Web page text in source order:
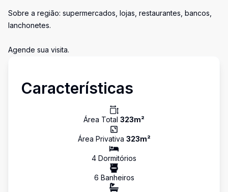
Sobre a região: supermercados, lojas, restaurantes, bancos,
lanchonetes.
Agende sua visita.
Características
Área Total 323m²
Área Privativa 323m²
4 Dormitórios
6 Banheiros